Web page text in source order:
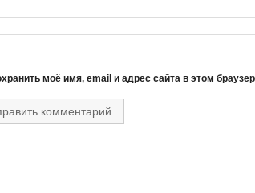
моё имя, email и адрес сайта в этом